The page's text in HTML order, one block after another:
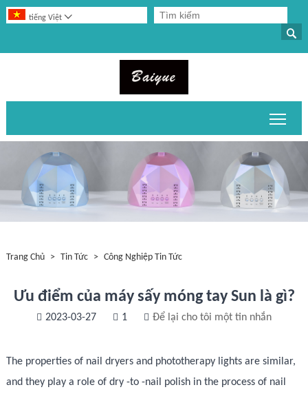

tiếng Việt 
Trang Chủ > Tin Tức > Công Nghiệp Tin Tức
Ưu điểm của máy sấy móng tay Sun là gì?
2023-03-27 1 Để lại cho tôi một tin nhắn
The properties of nail dryers and phototherapy lights are similar,
and they play a role of dry -to -nail polish in the process of nail